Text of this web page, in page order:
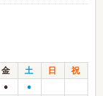
金 土 日
祝
● ●